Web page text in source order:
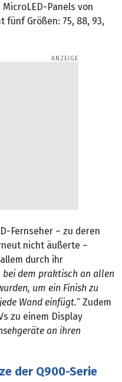
Panels von
fünf Größen: 75, 88, 93,
Fernseher – zu deren
nicht äußerte –
durch ihr
dem praktisch an allen
um ein Finish zu
Wand einfügt.“ Zudem
zu einem Display
an ihren
der Q900-Serie